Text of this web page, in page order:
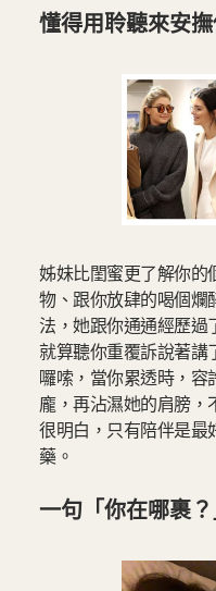
懂得用聆聽來安
姊妹比閨蜜更了解你的
物、跟你放肆的喝個爛
法，她跟你通通經歷過
就算聽你重覆訴說著講
囉嗦，當你累透時，容
龐，再沾濕她的肩膀，
很明白，只有陪伴是最
藥。
一句「你在哪裹